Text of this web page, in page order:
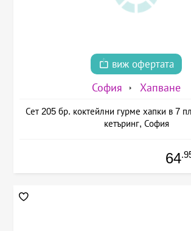
виж офертата
София Хапване
Сет 205 бр. коктейлни гурме хапки в 7
кетъринг, София
64